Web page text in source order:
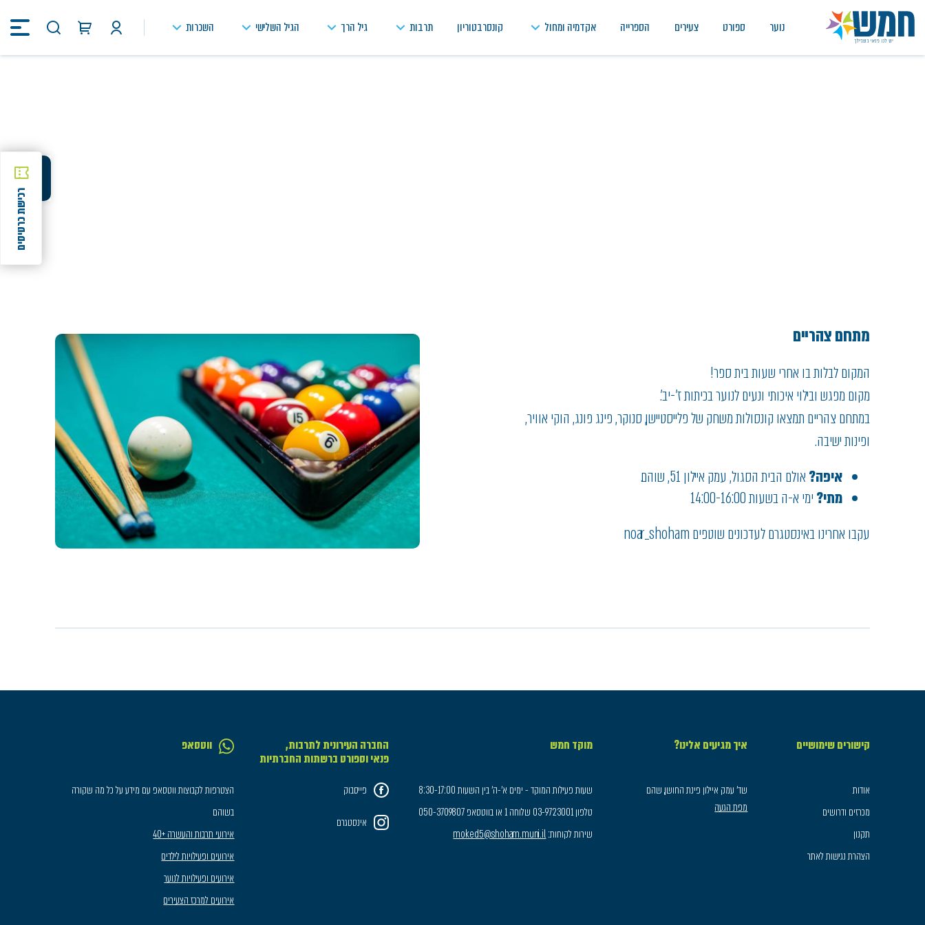
נוער ספורט צעירים הספרייה אקדמיה ומחול קונסרבטוריון תרבות גיל הרך הגיל השלישי השכרות
חיפוש
שיתוף
רכישת כרטיסים
מתחם צהריים
המקום לבלות בו אחרי שעות בית ספר!
מקום מפגש ובילוי איכותי ונעים לנוער בכיתות ז'-יב'.
במתחם צהריים תמצאו קונסולות משחק של פלייסטיישן, סנוקר, פינג פונג, הוקי אוויר,
ופינות ישיבה.
איפה?אולם הבית הסגול, עמק איילון 51, שוהם.
מתי?ימי א-ה בשעות 14:00-16:00
עקבו אחרינו באינסטגרם לעדכונים שוטפים noar_shoham
קישורים שימושיים
אודות
מכרזים ודרושים
תקנון
הצהרת נגישות לאתר
איך מגיעים אלינו?
שד׳ עמק איילון פינת החושן, שהם
מפת הגעה
מוקד חמש
שעות פעילות המוקד - ימים א'-ה' בין השעות 8:30-17:00
טלפון 03-9723001 שלוחה 1 או בווטסאפ 050-3709807
שירות לקוחות:moked5@shoham.muni.il
החברה העירונית לתרבות,
פנאי וספורט ברשתות החברתיות
פייסבוק
אינסטגרם
ווטסאפ
הצטרפות לקבוצות ווטסאפ עם מידע על כל מה שקורה
בשוהם
אירועי תרבות והעשרה +40
אירועים ופעילויות לילדים
אירועים ופעילויות לנוער
אירועים למרכז הצעירים